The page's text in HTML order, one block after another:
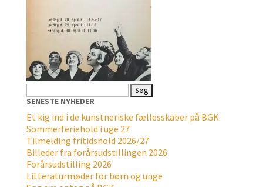
efter:
SENESTE NYHEDER
Et kig ind i de kunstneriske fællesskaber på BGK
Sommerferiehold i uge 27
Tilmelding fritidshold 2026/27
Billeder fra forårsudstillingen 2026
Forårsudstilling 2026
Litteraturmøder for børn og unge